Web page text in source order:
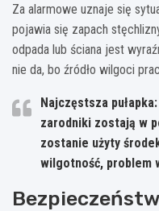
Za alarmowe uznaje się
pojawia się zapach
odpada lub ściana jest
nie da, bo źródło wilgoci
Najczęstsza
zarodniki zostają w
zostanie użyty
wilgotność, problem